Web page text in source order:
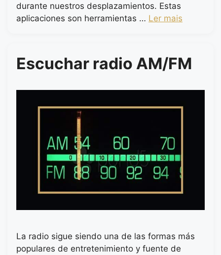
durante nuestros desplazamientos. Estas
aplicaciones son herramientas … Ler mais
Escuchar radio AM/FM
La radio sigue siendo una de las formas más
populares de entretenimiento y fuente de